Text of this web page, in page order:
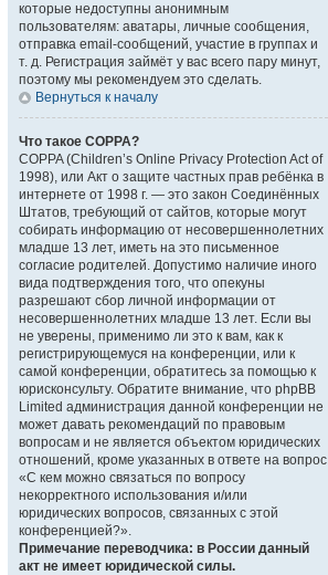
которые недоступны анонимным
пользователям: аватары, личные сообщения,
отправка email-сообщений, участие в группах и
т. д. Регистрация займёт у вас всего пару минут,
поэтому мы рекомендуем это сделать.
Вернуться к началу
Что такое COPPA?
COPPA (Children’s Online Privacy Protection Act of
1998), или Акт о защите частных прав ребёнка в
интернете от 1998 г. — это закон Соединённых
Штатов, требующий от сайтов, которые могут
собирать информацию от несовершеннолетних
младше 13 лет, иметь на это письменное
согласие родителей. Допустимо наличие иного
вида подтверждения того, что опекуны
разрешают сбор личной информации от
несовершеннолетних младше 13 лет. Если вы
не уверены, применимо ли это к вам, как к
регистрирующемуся на конференции, или к
самой конференции, обратитесь за помощью к
юрисконсульту. Обратите внимание, что phpBB
Limited администрация данной конференции не
может давать рекомендаций по правовым
вопросам и не является объектом юридических
отношений, кроме указанных в ответе на вопрос
«С кем можно связаться по вопросу
некорректного использования и/или
юридических вопросов, связанных с этой
конференцией?».
Примечание переводчика: в России данный
акт не имеет юридической силы.